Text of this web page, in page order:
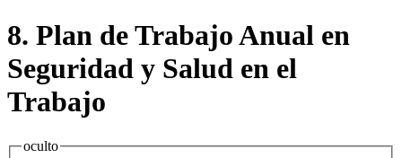
8. Plan de Trabajo Anual en
Seguridad y Salud en el
Trabajo
oculto